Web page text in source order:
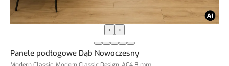
‹ ›
Panele podłogowe Dąb Nowoczesny